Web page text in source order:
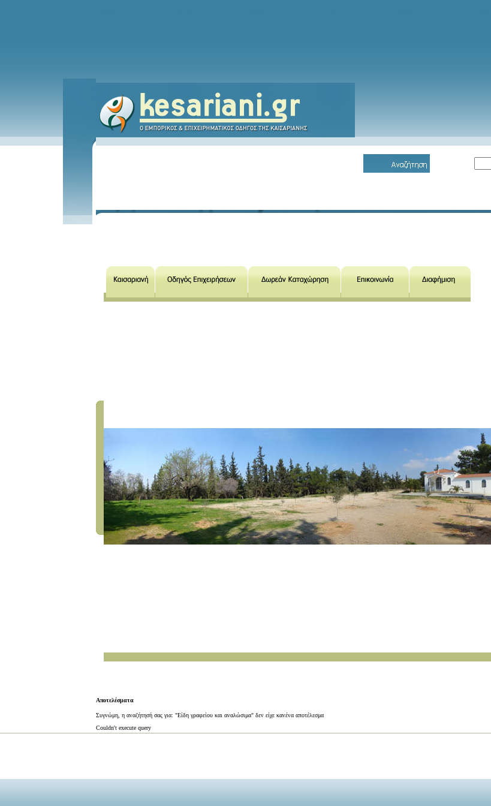
Αποτελέσματα
Συγνώμη, η αναζήτησή σας για: "Είδη γραφείου και αναλώσιμα" δεν είχε κανένα αποτέλεσμα
Couldn't execute query